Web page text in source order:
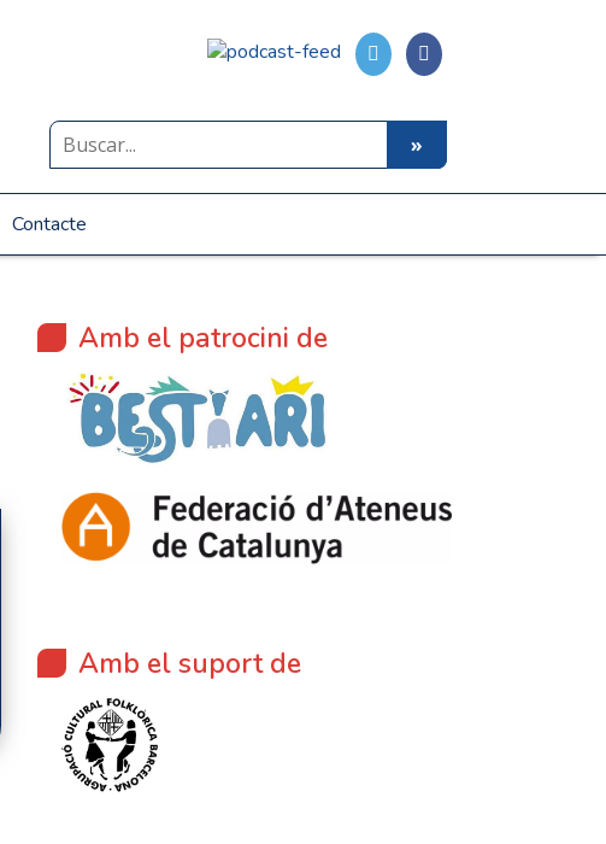
Contacte
Amb el patrocini de
Amb el suport de